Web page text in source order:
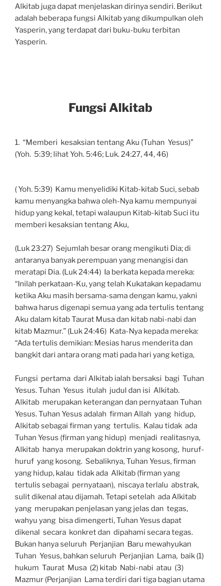
Alkitab juga dapat menjelaskan dirinya sendiri. Berikut
adalah beberapa fungsi Alkitab yang dikumpulkan oleh
Yasperin, yang terdapat dari buku-buku terbitan
Yasperin.
Fungsi Alkitab
1. “Memberi kesaksian tentang Aku (Tuhan Yesus)”
(Yoh. 5:39; lihat Yoh. 5:46; Luk. 24:27, 44, 46)
( Yoh. 5:39) Kamu menyelidiki Kitab-kitab Suci, sebab
kamu menyangka bahwa oleh-Nya kamu mempunyai
hidup yang kekal, tetapi walaupun Kitab-kitab Suci itu
memberi kesaksian tentang Aku,
(Luk 23:27) Sejumlah besar orang mengikuti Dia; di
antaranya banyak perempuan yang menangisi dan
meratapi Dia. (Luk 24:44) Ia berkata kepada mereka:
“Inilah perkataan-Ku, yang telah Kukatakan kepadamu
ketika Aku masih bersama-sama dengan kamu, yakni
bahwa harus digenapi semua yang ada tertulis tentang
Aku dalam kitab Taurat Musa dan kitab nabi-nabi dan
kitab Mazmur.” (Luk 24:46) Kata-Nya kepada mereka:
“Ada tertulis demikian: Mesias harus menderita dan
bangkit dari antara orang mati pada hari yang ketiga,
Fungsi pertama dari Alkitab ialah bersaksi bagi Tuhan
Yesus. Tuhan Yesus itulah judul dan isi Alkitab.
Alkitab merupakan keterangan dan pernyataan Tuhan
Yesus. Tuhan Yesus adalah firman Allah yang hidup,
Alkitab sebagai firman yang tertulis. Kalau tidak ada
Tuhan Yesus (firman yang hidup) menjadi realitasnya,
Alkitab hanya merupakan doktrin yang kosong, huruf-
huruf yang kosong. Sebaliknya, Tuhan Yesus, firman
yang hidup, kalau tidak ada Alkitab (firman yang
tertulis sebagai pernyataan), niscaya terlalu abstrak,
sulit dikenal atau dijamah. Tetapi setelah ada Alkitab
yang merupakan penjelasan yang jelas dan tegas,
wahyu yang bisa dimengerti, Tuhan Yesus dapat
dikenal secara konkret dan dipahami secara tegas.
Bukan hanya seluruh Perjanjian Baru mewahyukan
Tuhan Yesus, bahkan seluruh Perjanjian Lama, baik (1)
hukum Taurat Musa (2) kitab Nabi-nabi atau (3)
Mazmur (Perjanjian Lama terdiri dari tiga bagian utama